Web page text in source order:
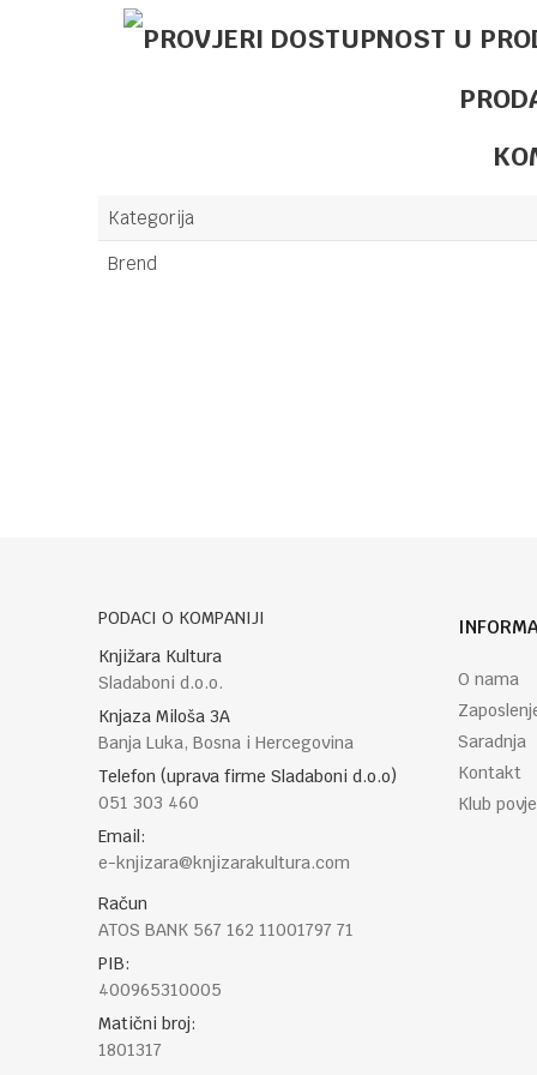
Kategorija
Brend
PODACI O KOMPANIJI
Knjižara Kultura
Sladaboni d.o.o.
Knjaza Miloša 3A
Banja Luka, Bosna i Hercegovina
Telefon (uprava firme Sladaboni d.o.o)
051 303 460
Email:
e-knjizara@knjizarakultura.com
Račun
ATOS BANK 567 162 11001797 71
PIB:
400965310005
Matični broj:
1801317
O nama
Saradnja
Kontakt
Klub